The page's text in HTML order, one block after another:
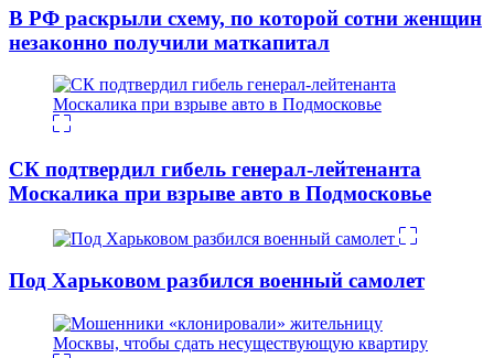
В РФ раскрыли схему, по которой сотни женщин
незаконно получили маткапитал
СК подтвердил гибель генерал-лейтенанта
Москалика при взрыве авто в Подмосковье
Под Харьковом разбился военный самолет